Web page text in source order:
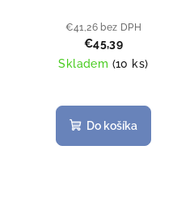
€41,26 bez DPH
€45,39
Skladem (10 ks)
Do košíka